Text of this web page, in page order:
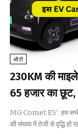
ऑटो
230KM की
₹65 हजार का
MG Comet EV : हम सभी
की संख्या में तेजी से वृद्धि हो